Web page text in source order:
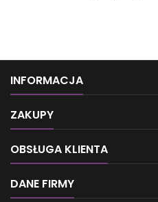
INFORMACJA
ZAKUPY
OBSŁUGA KLIENTA
DANE FIRMY